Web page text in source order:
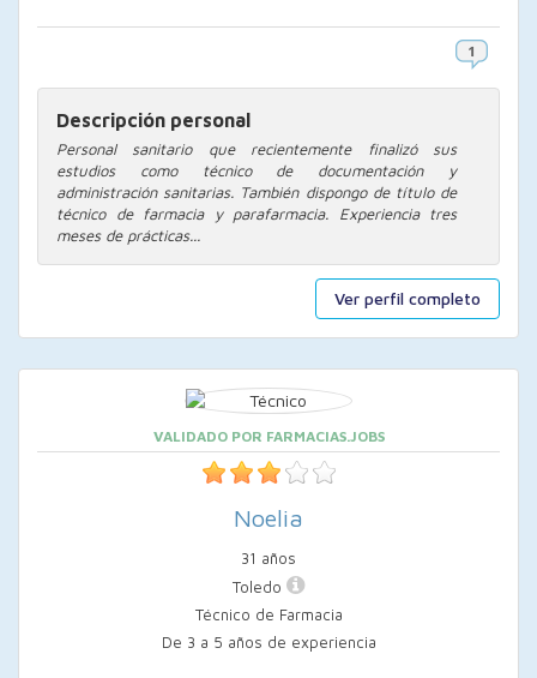
Ver perfil completo
Descripción personal
Personal sanitario que recientemente finalizó sus
estudios como técnico de documentación y
administración sanitarias. También dispongo de título de
técnico de farmacia y parafarmacia. Experiencia tres
meses de prácticas...
VALIDADO POR FARMACIAS.JOBS
Noelia
31 años
Toledo
Técnico de Farmacia
De 3 a 5 años de experiencia